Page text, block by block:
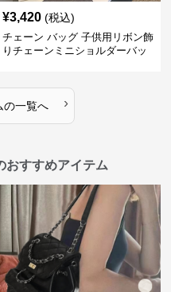
¥3,420 (税込)
チェーン バッグ 子供用リボン飾
りチェーンミニショルダーバッ
の一覧へ ›
おすすめアイテム